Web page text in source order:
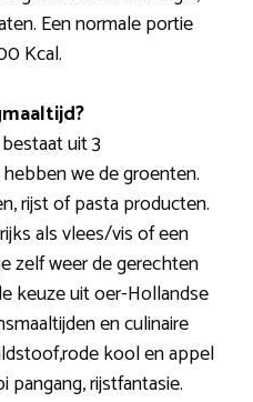
Een normale portie
Kcal.
uit 3
we de groenten.
rijst of pasta producten.
als vlees/vis of een
zelf weer de gerechten
keuze uit oer-Hollandse
en culinaire
kool en appel
rijstfantasie.